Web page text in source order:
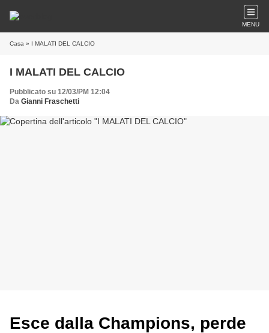
MENU
Casa » I MALATI DEL CALCIO
I MALATI DEL CALCIO
Pubblicato su 12/03/PM 12:04
Da Gianni Fraschetti
Esce dalla Champions, perde